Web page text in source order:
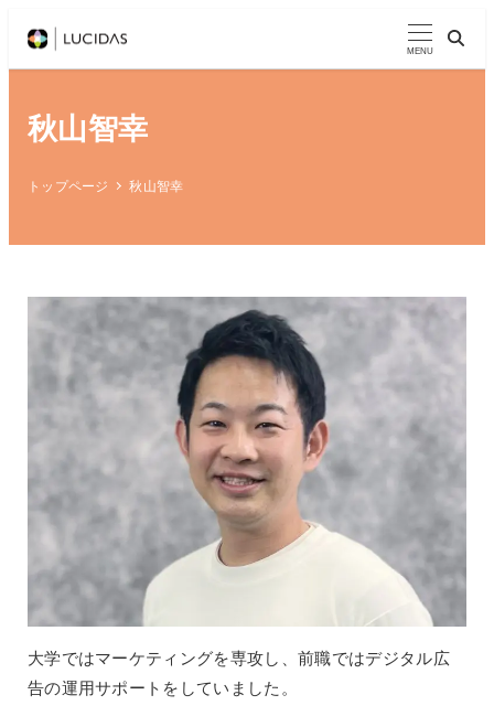
MENU
秋山智幸
トップページ 秋山智幸
大学ではマーケティングを専攻し、前職ではデジタル広
告の運用サポートをしていました。